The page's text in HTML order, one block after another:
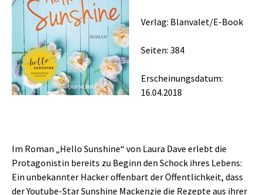
Verlag: Blanvalet/E-Book
Seiten: 384
Erscheinungsdatum:
16.04.2018
Im Roman „Hello Sunshine“ von Laura Dave erlebt die
Protagonistin bereits zu Beginn den Schock ihres Lebens:
Ein unbekannter Hacker offenbart der Öffentlichkeit, dass
der Youtube-Star Sunshine Mackenzie die Rezepte aus ihrer